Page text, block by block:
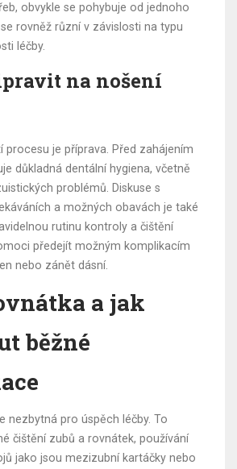
obvykle se pohybuje od jednoho
rovněž různí v závislosti na typu
léčby.
na nošení
procesu je příprava. Před zahájením
důkladná dentální hygiena, včetně
problémů. Diskuse s
a možných obavách je také
rutinu kontroly a čištění
předejít možným komplikacím
nebo zánět dásní.
a jak
běžné
nezbytná pro úspěch léčby. To
čištění zubů a rovnátek, používání
jako jsou mezizubní kartáčky nebo